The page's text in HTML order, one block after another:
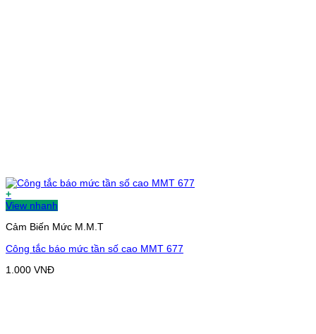
+
View nhanh
Cảm Biến Mức M.M.T
Công tắc báo mức tần số cao MMT 677
1.000 VNĐ